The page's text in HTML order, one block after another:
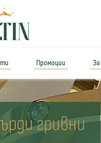
Промоции За
гривни